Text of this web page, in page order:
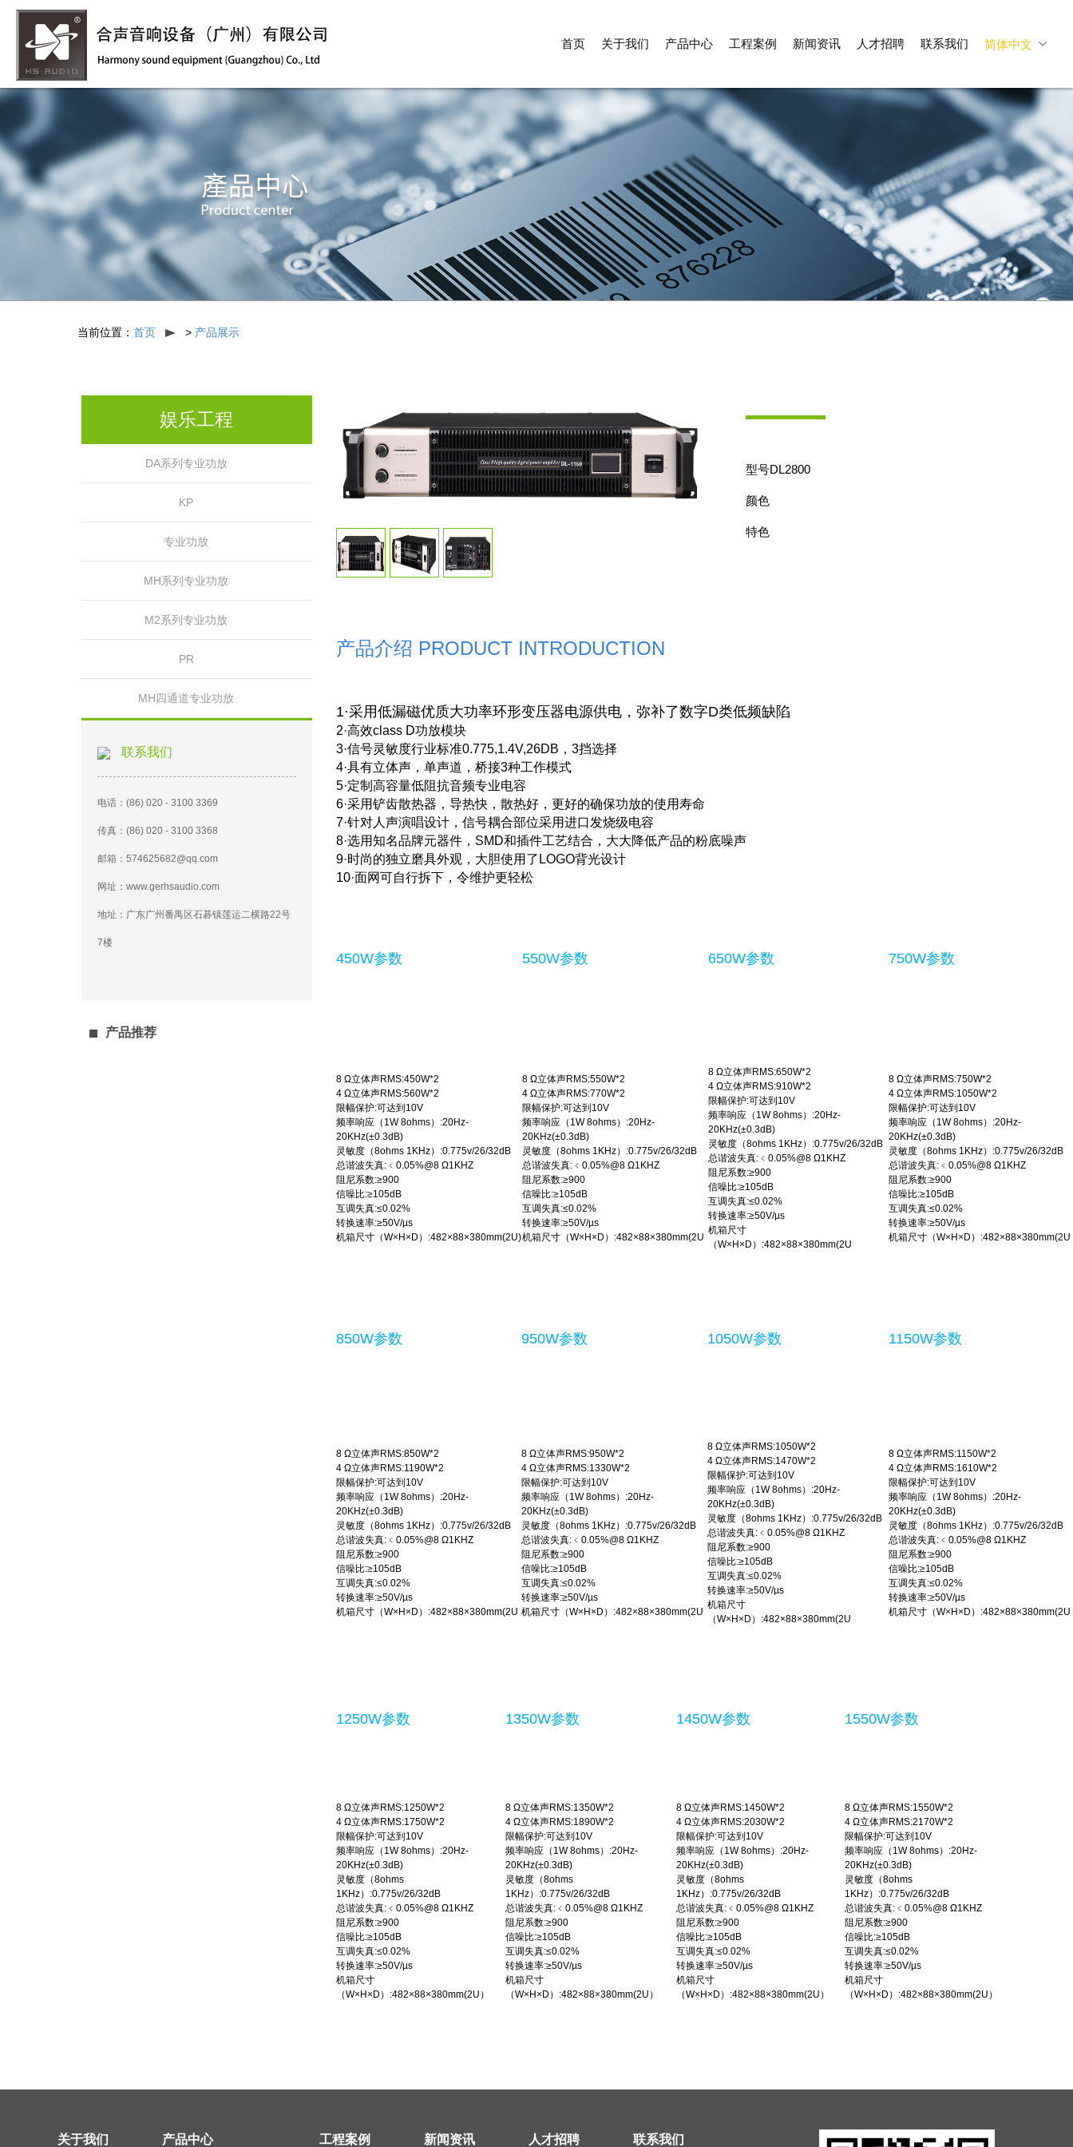
首页 关于我们 产品中心 工程案例 新闻资讯 人才招聘 联系我们 简体中文
当前位置： 首页 > 产品展示
娱乐工程
DA系列专业功放
KP
专业功放
MH系列专业功放
M2系列专业功放
PR
MH四通道专业功放
联系我们
电话：(86) 020 - 3100 3369
传真：(86) 020 - 3100 3368
邮箱：574625682@qq.com
网址：www.gerhsaudio.com
地址：广东广州番禺区石碁镇莲运二横路22号
7楼
产品推荐
型号DL2800
颜色
特色
产品介绍 PRODUCT INTRODUCTION
1·采用低漏磁优质大功率环形变压器电源供电，弥补了数字D类低频缺陷
2·高效class D功放模块
3·信号灵敏度行业标准0.775,1.4V,26DB，3挡选择
4·具有立体声，单声道，桥接3种工作模式
5·定制高容量低阻抗音频专业电容
6·采用铲齿散热器，导热快，散热好，更好的确保功放的使用寿命
7·针对人声演唱设计，信号耦合部位采用进口发烧级电容
8·选用知名品牌元器件，SMD和插件工艺结合，大大降低产品的粉底噪声
9·时尚的独立磨具外观，大胆使用了LOGO背光设计
10·面网可自行拆下，令维护更轻松
450W参数 550W参数 650W参数 750W参数
8 Ω立体声RMS:450W*2
4 Ω立体声RMS:560W*2
限幅保护:可达到10V
频率响应（1W 8ohms）:20Hz-
20KHz(±0.3dB)
灵敏度（8ohms 1KHz）:0.775v/26/32dB
总谐波失真:﹤0.05%@8 Ω1KHZ
阻尼系数:≥900
信噪比:≥105dB
互调失真:≤0.02%
转换速率:≥50V/µs
机箱尺寸（W×H×D）:482×88×380mm(2U)
8 Ω立体声RMS:550W*2
4 Ω立体声RMS:770W*2
限幅保护:可达到10V
频率响应（1W 8ohms）:20Hz-
20KHz(±0.3dB)
灵敏度（8ohms 1KHz）:0.775v/26/32dB
总谐波失真:﹤0.05%@8 Ω1KHZ
阻尼系数:≥900
信噪比:≥105dB
互调失真:≤0.02%
转换速率:≥50V/µs
机箱尺寸（W×H×D）:482×88×380mm(2U
8 Ω立体声RMS:650W*2
4 Ω立体声RMS:910W*2
限幅保护:可达到10V
频率响应（1W 8ohms）:20Hz-
20KHz(±0.3dB)
灵敏度（8ohms 1KHz）:0.775v/26/32dB
总谐波失真:﹤0.05%@8 Ω1KHZ
阻尼系数:≥900
信噪比:≥105dB
互调失真:≤0.02%
转换速率:≥50V/µs
机箱尺寸
（W×H×D）:482×88×380mm(2U
8 Ω立体声RMS:750W*2
4 Ω立体声RMS:1050W*2
限幅保护:可达到10V
频率响应（1W 8ohms）:20Hz-
20KHz(±0.3dB)
灵敏度（8ohms 1KHz）:0.775v/26/32dB
总谐波失真:﹤0.05%@8 Ω1KHZ
阻尼系数:≥900
信噪比:≥105dB
互调失真:≤0.02%
转换速率:≥50V/µs
机箱尺寸（W×H×D）:482×88×380mm(2U
850W参数 950W参数 1050W参数 1150W参数
8 Ω立体声RMS:850W*2
4 Ω立体声RMS:1190W*2
限幅保护:可达到10V
频率响应（1W 8ohms）:20Hz-
20KHz(±0.3dB)
灵敏度（8ohms 1KHz）:0.775v/26/32dB
总谐波失真:﹤0.05%@8 Ω1KHZ
阻尼系数:≥900
信噪比:≥105dB
互调失真:≤0.02%
转换速率:≥50V/µs
机箱尺寸（W×H×D）:482×88×380mm(2U
8 Ω立体声RMS:950W*2
4 Ω立体声RMS:1330W*2
限幅保护:可达到10V
频率响应（1W 8ohms）:20Hz-
20KHz(±0.3dB)
灵敏度（8ohms 1KHz）:0.775v/26/32dB
总谐波失真:﹤0.05%@8 Ω1KHZ
阻尼系数:≥900
信噪比:≥105dB
互调失真:≤0.02%
转换速率:≥50V/µs
机箱尺寸（W×H×D）:482×88×380mm(2U
8 Ω立体声RMS:1050W*2
4 Ω立体声RMS:1470W*2
限幅保护:可达到10V
频率响应（1W 8ohms）:20Hz-
20KHz(±0.3dB)
灵敏度（8ohms 1KHz）:0.775v/26/32dB
总谐波失真:﹤0.05%@8 Ω1KHZ
阻尼系数:≥900
信噪比:≥105dB
互调失真:≤0.02%
转换速率:≥50V/µs
机箱尺寸
（W×H×D）:482×88×380mm(2U
8 Ω立体声RMS:1150W*2
4 Ω立体声RMS:1610W*2
限幅保护:可达到10V
频率响应（1W 8ohms）:20Hz-
20KHz(±0.3dB)
灵敏度（8ohms 1KHz）:0.775v/26/32dB
总谐波失真:﹤0.05%@8 Ω1KHZ
阻尼系数:≥900
信噪比:≥105dB
互调失真:≤0.02%
转换速率:≥50V/µs
机箱尺寸（W×H×D）:482×88×380mm(2U
1250W参数 1350W参数 1450W参数 1550W参数
8 Ω立体声RMS:1250W*2
4 Ω立体声RMS:1750W*2
限幅保护:可达到10V
频率响应（1W 8ohms）:20Hz-
20KHz(±0.3dB)
灵敏度（8ohms
1KHz）:0.775v/26/32dB
总谐波失真:﹤0.05%@8 Ω1KHZ
阻尼系数:≥900
信噪比:≥105dB
互调失真:≤0.02%
转换速率:≥50V/µs
机箱尺寸
（W×H×D）:482×88×380mm(2U）
8 Ω立体声RMS:1350W*2
4 Ω立体声RMS:1890W*2
限幅保护:可达到10V
频率响应（1W 8ohms）:20Hz-
20KHz(±0.3dB)
灵敏度（8ohms
1KHz）:0.775v/26/32dB
总谐波失真:﹤0.05%@8 Ω1KHZ
阻尼系数:≥900
信噪比:≥105dB
互调失真:≤0.02%
转换速率:≥50V/µs
机箱尺寸
（W×H×D）:482×88×380mm(2U）
8 Ω立体声RMS:1450W*2
4 Ω立体声RMS:2030W*2
限幅保护:可达到10V
频率响应（1W 8ohms）:20Hz-
20KHz(±0.3dB)
灵敏度（8ohms
1KHz）:0.775v/26/32dB
总谐波失真:﹤0.05%@8 Ω1KHZ
阻尼系数:≥900
信噪比:≥105dB
互调失真:≤0.02%
转换速率:≥50V/µs
机箱尺寸
（W×H×D）:482×88×380mm(2U）
8 Ω立体声RMS:1550W*2
4 Ω立体声RMS:2170W*2
限幅保护:可达到10V
频率响应（1W 8ohms）:20Hz-
20KHz(±0.3dB)
灵敏度（8ohms
1KHz）:0.775v/26/32dB
总谐波失真:﹤0.05%@8 Ω1KHZ
阻尼系数:≥900
信噪比:≥105dB
互调失真:≤0.02%
转换速率:≥50V/µs
机箱尺寸
（W×H×D）:482×88×380mm(2U）
关于我们 产品中心 工程案例 新闻资讯 人才招聘 联系我们